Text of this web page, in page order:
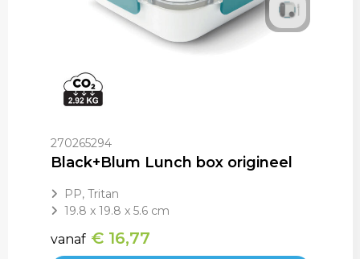
270265294
Black+Blum Lunch box origineel
PP, Tritan
19.8 x 19.8 x 5.6 cm
vanaf € 16,77